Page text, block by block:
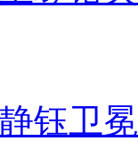
钰卫冕